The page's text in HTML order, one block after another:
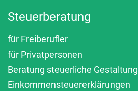
Steuerberatung
für Freiberufler
für Privatpersonen
Beratung steuerliche Gestaltung
Einkommensteuererklärungen